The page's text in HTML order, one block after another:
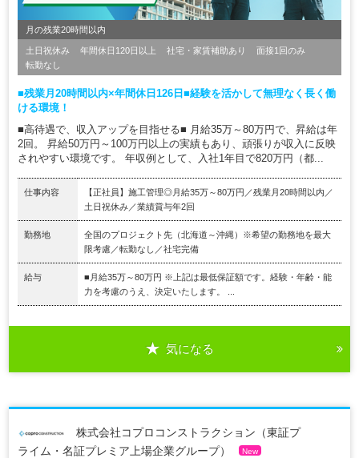
月の残業20時間以内
土日祝休み 年間休日120日以上 社宅・家賃補助あり
面接1回のみ
転勤なし
■残業月20時間以内×年間休日126日■経験を活かして無理なく長く働
ける環境！
■高待遇で、収入アップを目指せる■ 月給35万～80万円で、昇給は年
2回。 昇給50万円～100万円以上の実績もあり、頑張りが収入に反映
されやすい環境です。 年収例として、入社1年目で820万円（都...
仕事内容
【正社員】施工管理◎月給35万～80万円／残業月20時間以内／
土日祝休み／業績賞与年2回
勤務地
全国のプロジェクト先（北海道～沖縄）※希望の勤務地を最大
限考慮／転勤なし／社宅完備
給与
■月給35万～80万円 ※上記は最低保証額です。経験・年齢・能
力を考慮のうえ、決定いたします。 ...
気になる
株式会社コプロコンストラクション（東証プ
ライム・名証プレミア上場企業グループ）
New